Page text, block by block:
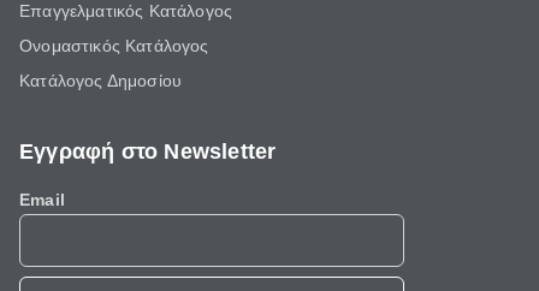
Επαγγελματικός Κατάλογος
Ονομαστικός Κατάλογος
Κατάλογος Δημοσίου
Εγγραφή στο Newsletter
Email